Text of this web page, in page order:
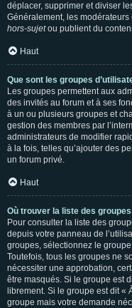
déplacer, supprimer et diviser
Généralement, les
hors-sujetou publient du
Haut
Que sont les groupes
Les groupes permettent aux
des invités au forum et à ses
à un ou plusieurs groupes et
gestion des membres par
administrateurs de modifier
à la fois, telles qu’ajouter des
un forum privé.
Haut
Où trouver la liste des
Pour consulter la liste des
depuis votre panneau de
groupes, sélectionnez le
Toutefois, tous les groupes ne
nécessiter une approbation,
être masqués. Si le groupe est
librement. Si le groupe est dit «
groupe mais votre demande